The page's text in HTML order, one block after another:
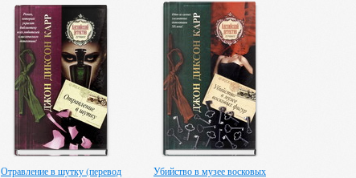
Отравление в шутку (перевод
Убийство в музее восковых